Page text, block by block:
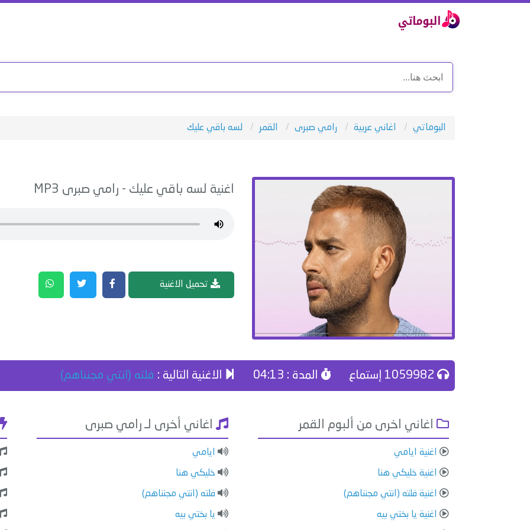
البوماتي اغاني عربية رامي صبرى القمر لسه باقي عليك
اغنية لسه باقي عليك - رامي صبرى
تحميل الاغنية
المدة : 04:13 الاغنية التالية : فلته (انتي مجنناهم)
اغاني اخرى من ألبوم القمر
اغنية ايامي
اغنية خليكي هنا
اغنية فلته (انتي مجنناهم)
اغنية يا بختي بيه
اغاني أخرى لـ رامي صبرى
ايامي
خليكي هنا
فلته (انتي مجنناهم)
يا بختي بيه